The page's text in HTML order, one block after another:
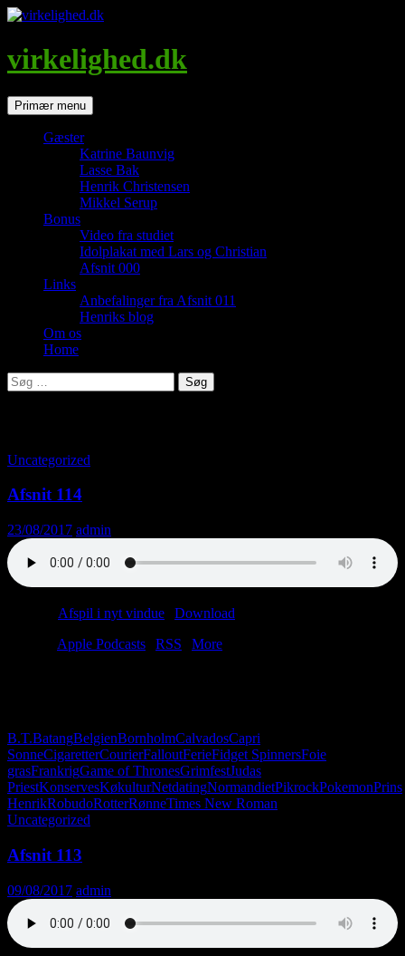
Hop
indhold
virkelighed.dk
SøgPrimær menu
Gæster
Katrine Baunvig
Lasse Bak
Henrik Christensen
Mikkel Serup
Bonus
Video fra studiet
Idolplakat med Lars og Christian
Afsnit 000
Links
Anbefalinger fra Afsnit 011
Henriks blog
Om os
Home
Søg
efter:
Uncategorized
Afsnit 114
23/08/2017 admin
Afspil i nyt vindue Download
Apple Podcasts RSS
More
B.T.BatangBelgienBornholmCalvadosCapri
SonneCigaretterCourierFalloutFerieFidget SpinnersFoie
grasFrankrigGame of ThronesGrimfestJudas
PriestKonservesKøkulturNetdatingNormandietPikrockPokemonPrins
HenrikRobudoRotterRønneTimes New Roman
Uncategorized
Afsnit 113
09/08/2017 admin